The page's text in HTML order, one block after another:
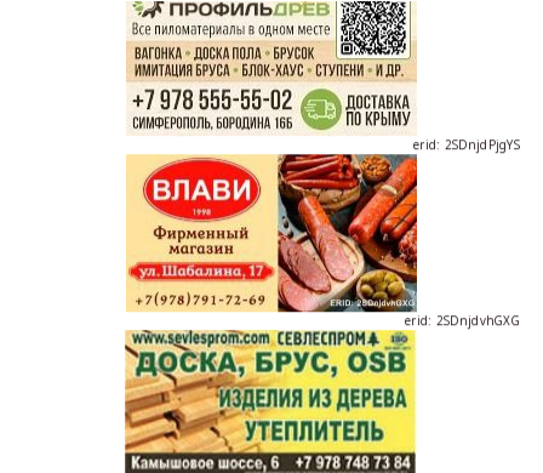
erid: 2SDnjdPjgYS
erid: 2SDnjdvhGXG